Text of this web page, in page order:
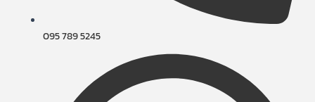
095 789 5245